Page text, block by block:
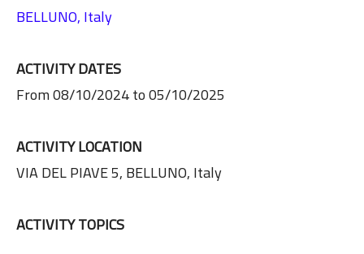
BELLUNO, Italy
ACTIVITY DATES
From 08/10/2024 to 05/10/2025
ACTIVITY LOCATION
VIA DEL PIAVE 5, BELLUNO, Italy
ACTIVITY TOPICS